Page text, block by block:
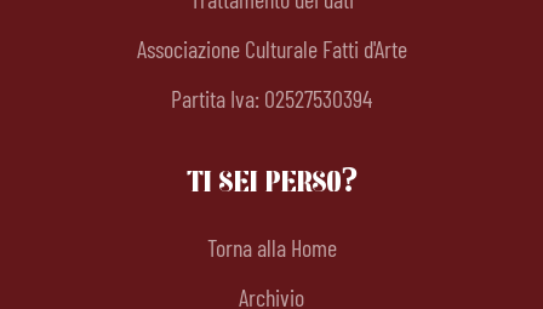
Associazione Culturale Fatti d'Arte
Partita Iva: 02527530394
TI SEI PERSO?
Torna alla Home
Archivio